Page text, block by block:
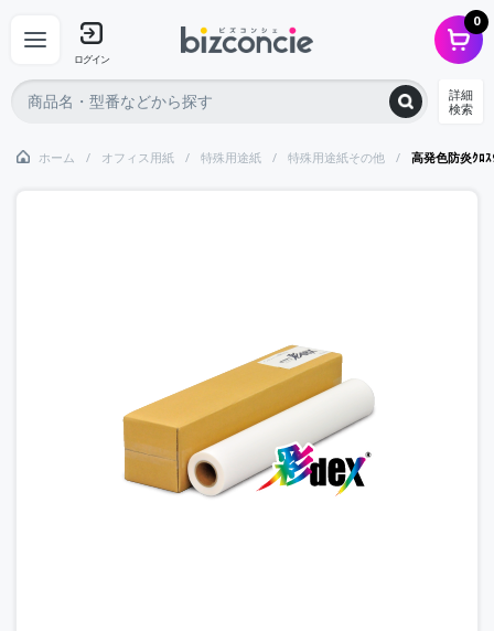
ログイン
0
詳細
検索
ホーム オフィス用紙 特殊用途紙 特殊用途紙その他 高発色防炎ｸﾛ